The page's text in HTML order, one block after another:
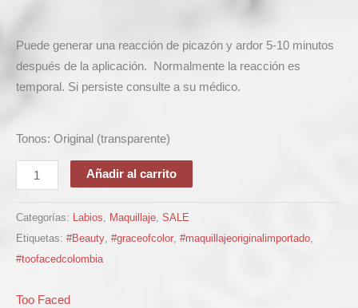
Puede generar una reacción de picazón y ardor 5-10 minutos
después de la aplicación. Normalmente la reacción es
temporal. Si persiste consulte a su médico.
Tonos: Original (transparente)
Añadir al carrito
Categorías: Labios, Maquillaje, SALE
Etiquetas: #Beauty, #graceofcolor, #maquillajeoriginalimportado,
#toofacedcolombia
Too Faced